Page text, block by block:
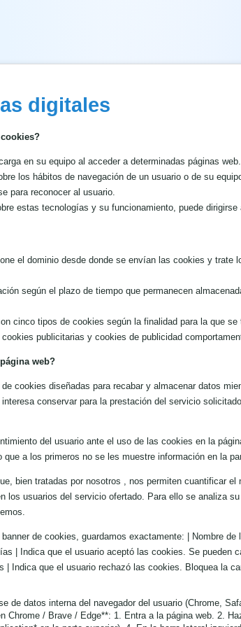
digitales
en su equipo al acceder a determinadas páginas
los hábitos de navegación de un usuario o de su
para reconocer al usuario.
estas tecnologías y su funcionamiento, puede
el dominio desde donde se envían las cookies y
según el plazo de tiempo que permanecen
cinco tipos de cookies según la finalidad para la que
publicitarias y cookies de publicidad
web?
cookies diseñadas para recabar y almacenar datos
conservar para la prestación del servicio
del usuario ante el uso de las cookies en la
a los primeros no se les muestre información en la
bien tratadas por nosotros , nos permiten cuantificar
los usuarios del servicio ofertado. Para ello se analiza
de cookies, guardamos exactamente: | Nombre de
| Indica que el usuario aceptó las cookies. Se pueden
| Indica que el usuario rechazó las cookies. Bloquea la
de datos interna del navegador del usuario (Chrome,
Chrome / Brave / Edge**: 1. Entra a la página web. 2.